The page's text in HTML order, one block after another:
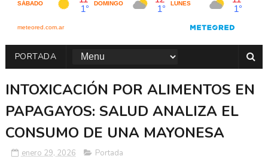
PORTADA
INTOXICACIÓN POR ALIMENTOS EN
PAPAGAYOS: SALUD ANALIZA EL
CONSUMO DE UNA MAYONESA
enero 29, 2026 Portada